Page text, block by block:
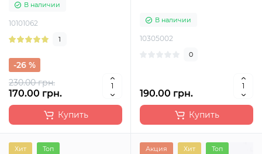
1S, LiteВ наличии
10101062
1
230.00 грн.
-26 %
170.00 грн.
Купить
В наличии
10305002
0
190.00 грн.
Купить
Хит Топ Акция Хит Топ